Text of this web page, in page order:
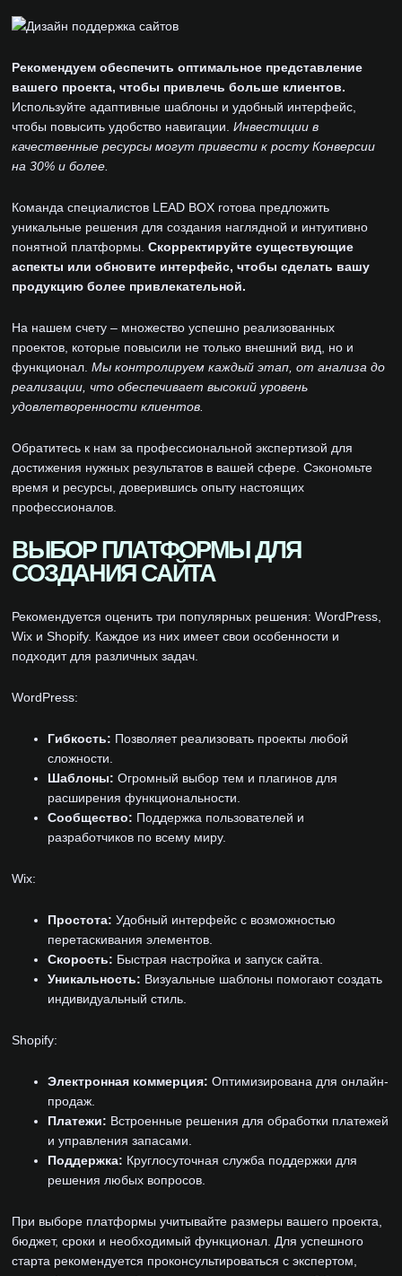
Рекомендуем обеспечить оптимальное представление
вашего проекта, чтобы привлечь больше клиентов.
Используйте адаптивные шаблоны и удобный интерфейс,
чтобы повысить удобство навигации. Инвестиции в
качественные ресурсы могут привести к росту Конверсии
на 30% и более.
Команда специалистов LEAD BOX готова предложить
уникальные решения для создания наглядной и интуитивно
понятной платформы. Скорректируйте существующие
аспекты или обновите интерфейс, чтобы сделать вашу
продукцию более привлекательной.
На нашем счету – множество успешно реализованных
проектов, которые повысили не только внешний вид, но и
функционал. Мы контролируем каждый этап, от анализа до
реализации, что обеспечивает высокий уровень
удовлетворенности клиентов.
Обратитесь к нам за профессиональной экспертизой для
достижения нужных результатов в вашей сфере. Сэкономьте
время и ресурсы, доверившись опыту настоящих
профессионалов.
ВЫБОР ПЛАТФОРМЫ ДЛЯ
СОЗДАНИЯ САЙТА
Рекомендуется оценить три популярных решения: WordPress,
Wix и Shopify. Каждое из них имеет свои особенности и
подходит для различных задач.
WordPress:
Гибкость: Позволяет реализовать проекты любой
сложности.
Шаблоны: Огромный выбор тем и плагинов для
расширения функциональности.
Сообщество: Поддержка пользователей и
разработчиков по всему миру.
Wix:
Простота: Удобный интерфейс с возможностью
перетаскивания элементов.
Скорость: Быстрая настройка и запуск сайта.
Уникальность: Визуальные шаблоны помогают создать
индивидуальный стиль.
Shopify:
Электронная коммерция: Оптимизирована для онлайн-
продаж.
Платежи: Встроенные решения для обработки платежей
и управления запасами.
Поддержка: Круглосуточная служба поддержки для
решения любых вопросов.
При выборе платформы учитывайте размеры вашего проекта,
бюджет, сроки и необходимый функционал. Для успешного
старта рекомендуется проконсультироваться с экспертом,